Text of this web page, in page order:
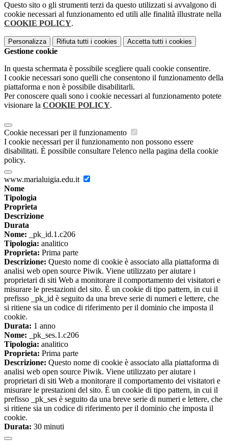
Questo sito o gli strumenti terzi da questo utilizzati si avvalgono di
cookie necessari al funzionamento ed utili alle finalità illustrate nella
COOKIE POLICY.
Personalizza Rifiuta tutti i cookies Accetta tutti i cookies
Gestione cookie
In questa schermata è possibile scegliere quali cookie consentire.
I cookie necessari sono quelli che consentono il funzionamento della
piattaforma e non è possibile disabilitarli.
Per conoscere quali sono i cookie necessari al funzionamento potete
visionare la COOKIE POLICY.
Cookie necessari per il funzionamento
I cookie necessari per il funzionamento non possono essere
disabilitati. È possibile consultare l'elenco nella pagina della cookie
policy.
www.marialuigia.edu.it
Nome
Tipologia
Proprieta
Descrizione
Durata
Nome: _pk_id.1.c206
Tipologia: analitico
Proprieta: Prima parte
Descrizione: Questo nome di cookie è associato alla piattaforma di
analisi web open source Piwik. Viene utilizzato per aiutare i
proprietari di siti Web a monitorare il comportamento dei visitatori e
misurare le prestazioni del sito. È un cookie di tipo pattern, in cui il
prefisso _pk_id è seguito da una breve serie di numeri e lettere, che
si ritiene sia un codice di riferimento per il dominio che imposta il
cookie.
Durata: 1 anno
Nome: _pk_ses.1.c206
Tipologia: analitico
Proprieta: Prima parte
Descrizione: Questo nome di cookie è associato alla piattaforma di
analisi web open source Piwik. Viene utilizzato per aiutare i
proprietari di siti Web a monitorare il comportamento dei visitatori e
misurare le prestazioni del sito. È un cookie di tipo pattern, in cui il
prefisso _pk_ses è seguito da una breve serie di numeri e lettere, che
si ritiene sia un codice di riferimento per il dominio che imposta il
cookie.
Durata: 30 minuti